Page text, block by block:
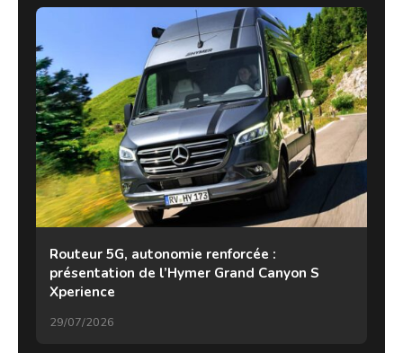
Routeur 5G, autonomie renforcée :
présentation de l’Hymer Grand Canyon S
Xperience
29/07/2026